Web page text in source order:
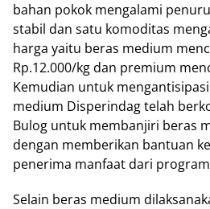
bahan pokok mengalami
stabil dan satu komoditas
harga yaitu beras medium
Rp.12.000/kg dan premium
Kemudian untuk
medium Disperindag telah
Bulog untuk membanjiri beras
dengan memberikan bantuan
penerima manfaat dari
Selain beras medium